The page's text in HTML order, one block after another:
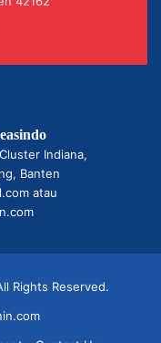
Indiana,
Banten
atau
Rights Reserved.